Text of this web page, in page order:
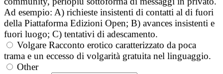
Ad esempio: A) richieste insistenti di contatti al di fuori
della Piattaforma Edizioni Open; B) avances insistenti e
fuori luogo; C) tentativi di adescamento.
Volgare Racconto erotico caratterizzato da poca
trama e un eccesso di volgarità gratuita nel linguaggio.
Other